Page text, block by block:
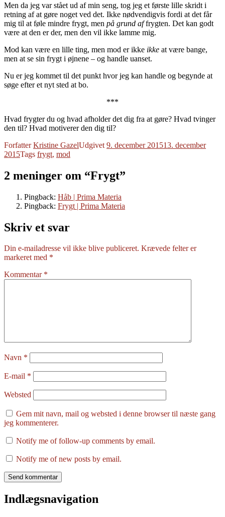
Men da jeg var stået ud af min seng, tog jeg et første lille skridt i
retning af at gøre noget ved det. Ikke nødvendigvis fordi at det får
mig til at føle mindre frygt, men på grund affrygten. Det kan godt
være at den er der, men den vil ikke lamme mig.
Mod kan være en lille ting, men mod er ikke ikke at være bange,
men at se sin frygt i øjnene – og handle uanset.
Nu er jeg kommet til det punkt hvor jeg kan handle og begynde at
søge efter et nyt sted at bo.
***
Hvad frygter du og hvad afholder det dig fra at gøre? Hvad tvinger
den til? Hvad motiverer den dig til?
ForfatterKristine GazelUdgivet 9. december 201513. december
2015Tags frygt, mod
2 meninger om “Frygt”
Pingback: Håb | Prima Materia
Pingback: Frygt | Prima Materia
Skriv et svar
Din e-mailadresse vil ikke blive publiceret. Krævede felter er
markeret med *
Kommentar *
Navn *
E-mail *
Websted
Gem mit navn, mail og websted i denne browser til næste gang
jeg kommenterer.
Notify me of follow-up comments by email.
Notify me of new posts by email.
Indlægsnavigation